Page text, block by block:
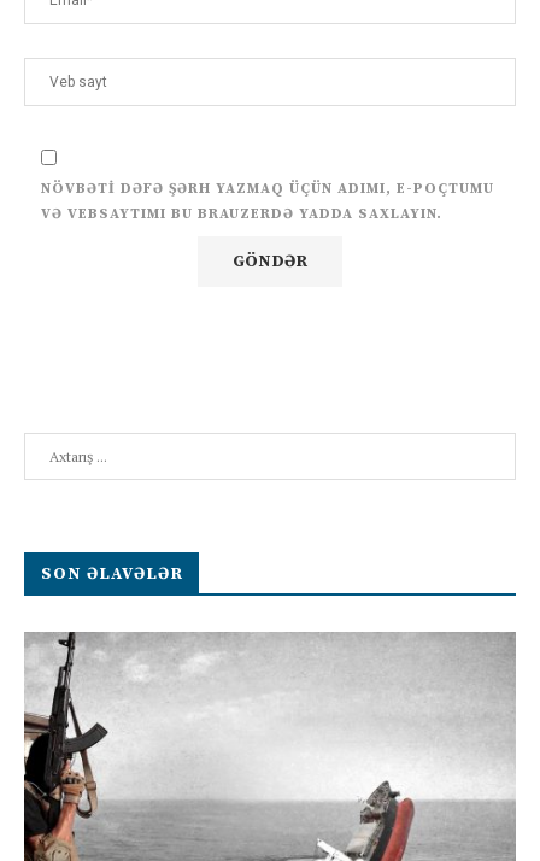
NÖVBƏTI DƏFƏ ŞƏRH YAZMAQ ÜÇÜN ADIMI, E-POÇTUMU
VƏ VEBSAYTIMI BU BRAUZERDƏ YADDA SAXLAYIN.
SON ƏLAVƏLƏR